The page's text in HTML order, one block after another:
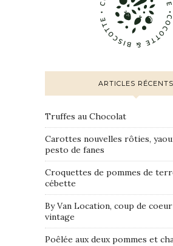
ARTICLES RÉCENTS
Truffes au Chocolat
Carottes nouvelles rôties,
pesto de fanes
Croquettes de pommes de
cébette
By Van Location, coup de
vintage
Poêlée aux deux pommes et